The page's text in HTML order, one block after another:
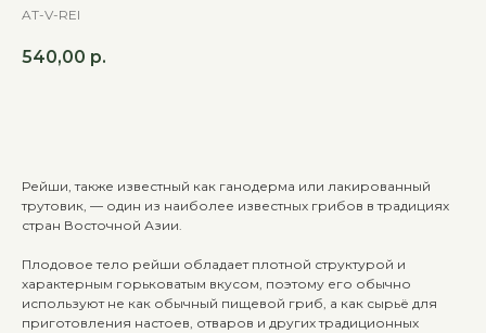
AT-V-REI
540,00 р.
Рейши, также известный как ганодерма или лакированный
трутовик, — один из наиболее известных грибов в традициях
стран Восточной Азии.
Плодовое тело рейши обладает плотной структурой и
характерным горьковатым вкусом, поэтому его обычно
используют не как обычный пищевой гриб, а как сырьё для
приготовления настоев, отваров и других традиционных